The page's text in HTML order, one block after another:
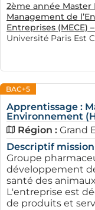
Enfin, le secteur
personne est en
formations en
apprentissage
qui est inestimable
Utiliser
alternance
AFi24se positionne
incontournable
entreprise qui
site propose une
différents profils
en reconversion
2ème année
Management de
Entreprises (MECE)
Université Paris Est
BAC+5
Apprentissage :
Environnement
Région : Grand
Descriptif mission
Groupe
développement
santé des
L'entreprise est
de produits et